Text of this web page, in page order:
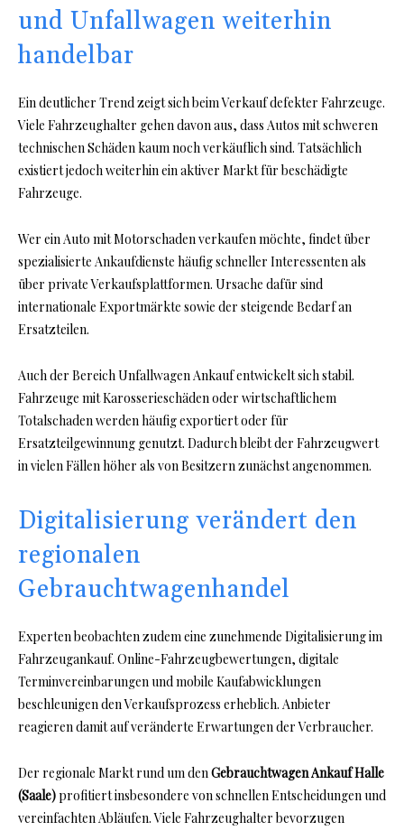
und Unfallwagen weiterhin
handelbar
Ein deutlicher Trend zeigt sich beim Verkauf defekter Fahrzeuge.
Viele Fahrzeughalter gehen davon aus, dass Autos mit schweren
technischen Schäden kaum noch verkäuflich sind. Tatsächlich
existiert jedoch weiterhin ein aktiver Markt für beschädigte
Fahrzeuge.
Wer einAuto mit Motorschaden verkaufenmöchte, findet über
spezialisierte Ankaufdienste häufig schneller Interessenten als
über private Verkaufsplattformen. Ursache dafür sind
internationale Exportmärkte sowie der steigende Bedarf an
Ersatzteilen.
Auch der Bereich Unfallwagen Ankauf entwickelt sich stabil.
Fahrzeuge mit Karosserieschäden oder wirtschaftlichem
Totalschaden werden häufig exportiert oder für
Ersatzteilgewinnung genutzt. Dadurch bleibt der Fahrzeugwert
in vielen Fällen höher als von Besitzern zunächst angenommen.
Digitalisierung verändert den
regionalen
Gebrauchtwagenhandel
Experten beobachten zudem eine zunehmende Digitalisierung im
Fahrzeugankauf. Online-Fahrzeugbewertungen, digitale
Terminvereinbarungen und mobile Kaufabwicklungen
beschleunigen den Verkaufsprozess erheblich. Anbieter
reagieren damit auf veränderte Erwartungen der Verbraucher.
Der regionale Markt rund um denGebrauchtwagen Ankauf Halle
(Saale)profitiert insbesondere von schnellen Entscheidungen und
vereinfachten Abläufen. Viele Fahrzeughalter bevorzugen